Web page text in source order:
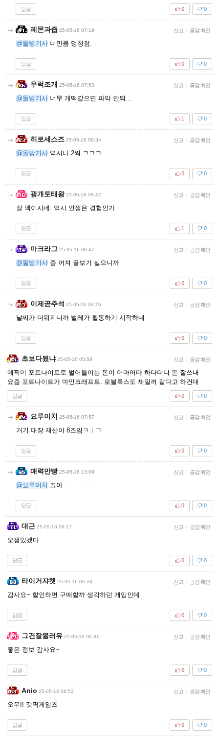
답글 0
0
레몬과즙 25-05-16 07:19 신고 | 공감 확인
@돌방기사 너만큼 멍청함.
답글 0
0
우럭조개 25-05-16 07:53 신고 | 공감 확인
@돌방기사 너무 개떡같으면 파악 안되...
답글 0
1
히로세스즈 25-05-16 08:34 신고 | 공감 확인
@돌방기사 역시나 2찍 ㅋㅋㅋ
답글 0
0
광개토태왕 25-05-16 08:42 신고 | 공감 확인
잘 멕이시네. 역시 인생은 경험인가
답글 0
1
마크라그 25-05-16 08:47 신고 | 공감 확인
@돌방기사 좀 꺼져 꼴보기 싫으니까
답글 0
0
이제곧추석 25-05-16 09:26 신고 | 공감 확인
날씨가 더워지니까 벌레가 활동하기 시작하네
답글 0
0
초보다됬냐 25-05-16 05:58 신고 | 공감 확인
에픽이 포트나이트로 벌어들이는 돈이 어마어마 하다더니 돈 잘쓰내
요즘 포트나이트가 마인크래프트. 로블록스도 재낄꺼 같다고 하건대
답글 0
0
요루이치 25-05-16 07:57 신고 | 공감 확인
거기 대장 재산이 8조임ㅋㅣㄱ
답글 0
0
매력만빵 25-05-16 13:09 신고 | 공감 확인
@요루이치 끄아................
답글 0
0
대근 25-05-16 06:17 신고 | 공감 확인
오잼있겠다
답글 0
0
타이거쟈켓 25-05-16 06:24 신고 | 공감 확인
감사요~ 할인하면 구매할까 생각하던 게임인데
답글 0
0
그건잘몰러유 25-05-16 06:31 신고 | 공감 확인
좋은 정보 감사요~
답글 0
0
Anio 25-05-16 06:52 신고 | 공감 확인
오우!! 갓픽게임즈
답글 0
0